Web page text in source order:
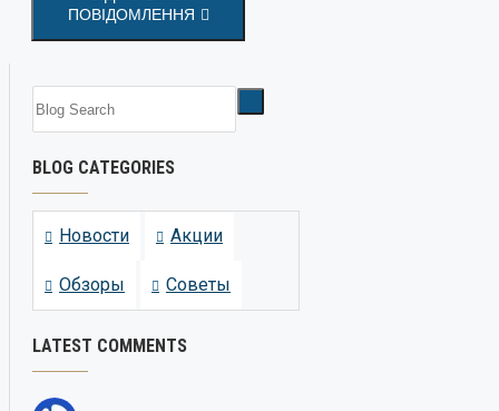
ПОВІДОМЛЕННЯ
BLOG CATEGORIES
Новости Акции
Обзоры Советы
LATEST COMMENTS